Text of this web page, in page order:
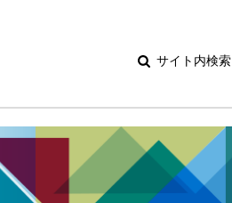
サイト内検索